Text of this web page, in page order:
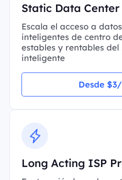
Static Data
Escala el acceso a
inteligentes de centro
estables y rentables
inteligente
Desde
Long Acting ISP